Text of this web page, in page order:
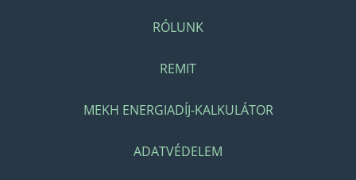
RÓLUNK
REMIT
MEKH ENERGIADÍJ-KALKULÁTOR
ADATVÉDELEM